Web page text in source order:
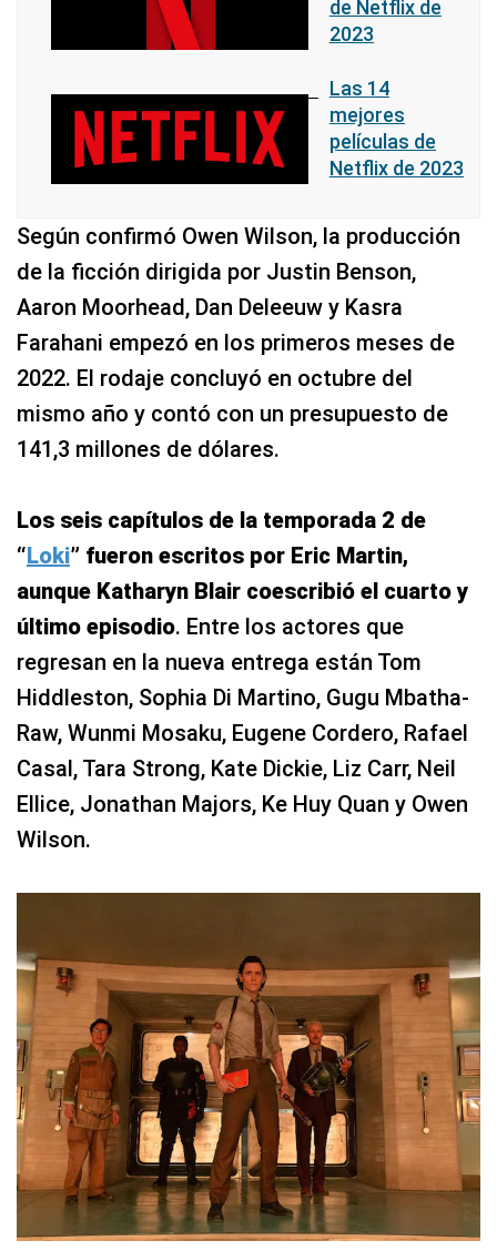
de Netflix de
2023
Las 14
mejores
películas de
Netflix de 2023
Según confirmó Owen Wilson, la producción
de la ficción dirigida por Justin Benson,
Aaron Moorhead, Dan Deleeuw y Kasra
Farahani empezó en los primeros meses de
2022. El rodaje concluyó en octubre del
mismo año y contó con un presupuesto de
141,3 millones de dólares.
Los seis capítulos de la temporada 2 de
“Loki” fueron escritos por Eric Martin,
aunque Katharyn Blair coescribió el cuarto y
último episodio. Entre los actores que
regresan en la nueva entrega están Tom
Hiddleston, Sophia Di Martino, Gugu Mbatha-
Raw, Wunmi Mosaku, Eugene Cordero, Rafael
Casal, Tara Strong, Kate Dickie, Liz Carr, Neil
Ellice, Jonathan Majors, Ke Huy Quan y Owen
Wilson.